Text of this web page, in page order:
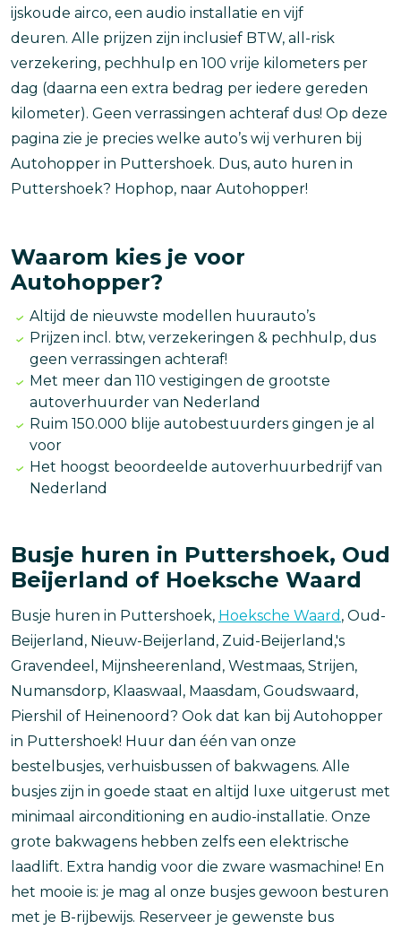
ijskoude airco, een audio installatie en vijf
deuren. Alle prijzen zijn inclusief BTW, all-risk
verzekering, pechhulp en 100 vrije kilometers per
dag (daarna een extra bedrag per iedere gereden
kilometer). Geen verrassingen achteraf dus! Op deze
pagina zie je precies welke auto’s wij verhuren bij
Autohopper in Puttershoek. Dus, auto huren in
Puttershoek? Hophop, naar Autohopper!
Waarom kies je voor
Autohopper?
Altijd de nieuwste modellen huurauto’s
Prijzen incl. btw, verzekeringen & pechhulp, dus
geen verrassingen achteraf!
Met meer dan 110 vestigingen de grootste
autoverhuurder van Nederland
Ruim 150.000 blije autobestuurders gingen je al
voor
Het hoogst beoordeelde autoverhuurbedrijf van
Nederland
Busje huren in Puttershoek, Oud
Beijerland of Hoeksche Waard
Busje huren in Puttershoek, Hoeksche Waard , Oud-
Beijerland, Nieuw-Beijerland, Zuid-Beijerland,'s
Gravendeel, Mijnsheerenland, Westmaas, Strijen,
Numansdorp, Klaaswaal, Maasdam, Goudswaard,
Piershil of Heinenoord? Ook dat kan bij Autohopper
in Puttershoek! Huur dan één van onze
bestelbusjes, verhuisbussen of bakwagens. Alle
busjes zijn in goede staat en altijd luxe uitgerust met
minimaal airconditioning en audio-installatie. Onze
grote bakwagens hebben zelfs een elektrische
laadlift. Extra handig voor die zware wasmachine! En
het mooie is: je mag al onze busjes gewoon besturen
met je B-rijbewijs. Reserveer je gewenste bus